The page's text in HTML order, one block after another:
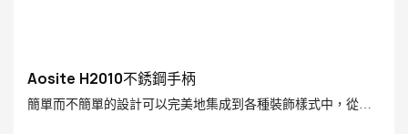
Aosite H2010不銹鋼手柄
簡單而不簡單的設計可以完美地集成到各種裝飾樣式中，從而